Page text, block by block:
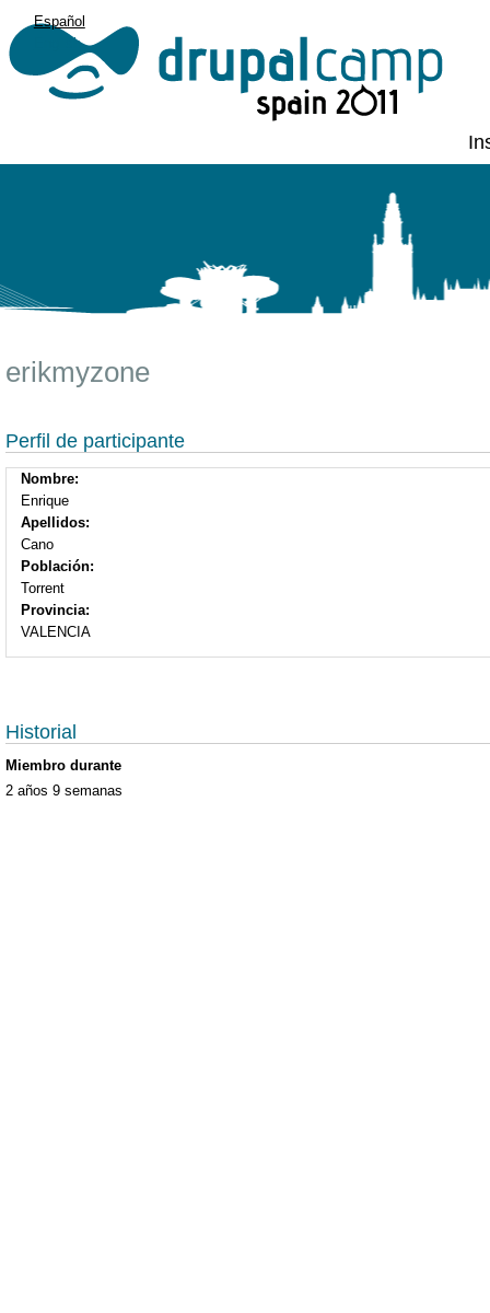
Español
English
erikmyzone
Perfil de participante
Nombre:
Enrique
Apellidos:
Cano
Población:
Torrent
Provincia:
VALENCIA
Historial
Miembro durante
2 años 9 semanas